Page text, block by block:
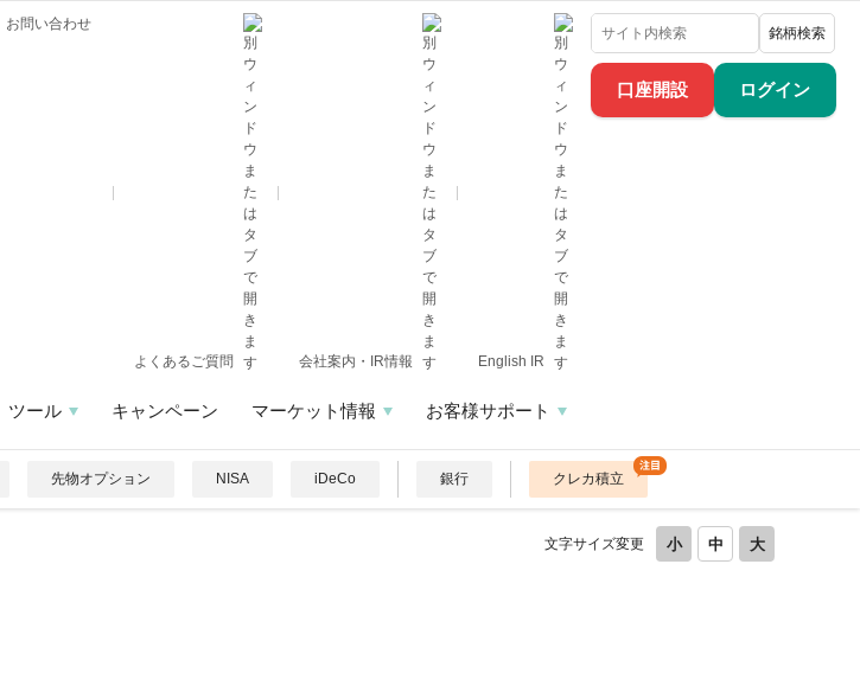
口座開設 ログイン
お問い合わせ
よくあるご質問 会社案内・IR情報 English IR
銘柄検索
ツール キャンペーン マーケット情報 お客様サポート
先物オプション NISA iDeCo 銀行 クレカ積立
文字サイズ変更